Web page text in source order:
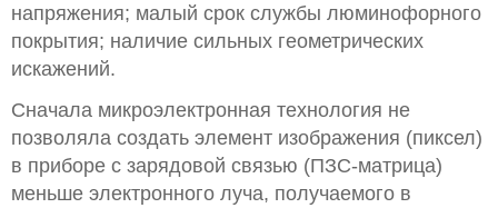
напряжения; малый срок службы люминофорного
покрытия; наличие сильных геометрических
искажений.
Сначала микроэлектронная технология не
позволяла создать элемент изображения (пиксел)
в приборе с зарядовой связью (ПЗС-матрица)
меньше электронного луча, получаемого в